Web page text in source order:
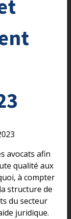
avocats afin
qualité aux
à compter
structure de
du secteur
juridique.